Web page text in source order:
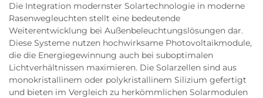
Die Integration modernster Solartechnologie in moderne
Rasenwegleuchten stellt eine bedeutende
Weiterentwicklung bei Außenbeleuchtungslösungen dar.
Diese Systeme nutzen hochwirksame Photovoltaikmodule,
die die Energiegewinnung auch bei suboptimalen
Lichtverhältnissen maximieren. Die Solarzellen sind aus
monokristallinem oder polykristallinem Silizium gefertigt
und bieten im Vergleich zu herkömmlichen Solarmodulen